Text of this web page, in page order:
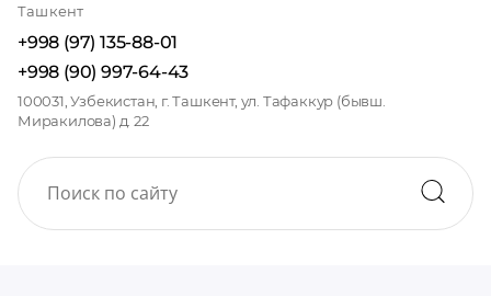
Ташкент
+998 (97) 135-88-01
+998 (90) 997-64-43
100031, Узбекистан, г. Ташкент, ул. Тафаккур (бывш.
Миракилова) д. 22